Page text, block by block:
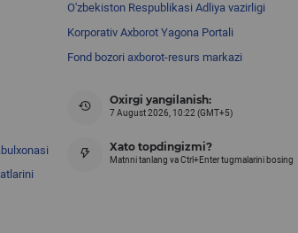
O'zbekiston Respublikasi Adliya vazirligi
Korporativ Axborot Yagona Portali
Fond bozori axborot-resurs markazi
Oxirgi yangilanish:
7 August 2026, 10:22 (GMT+5)
Xato topdingizmi?
Matnni tanlang va Ctrl+Enter tugmalarini bosing